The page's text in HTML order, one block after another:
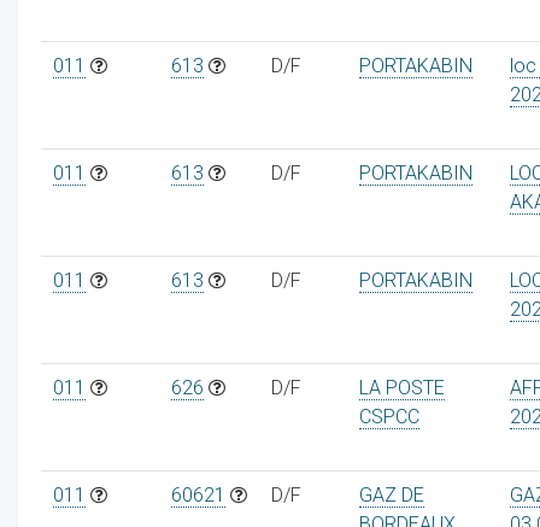
011 613 D/F PORTAKABIN
loc
011 613 D/F PORTAKABIN
011 613 D/F PORTAKABIN
011 626 D/F
LA POSTE
CSPCC
011 60621 D/F
GAZ DE